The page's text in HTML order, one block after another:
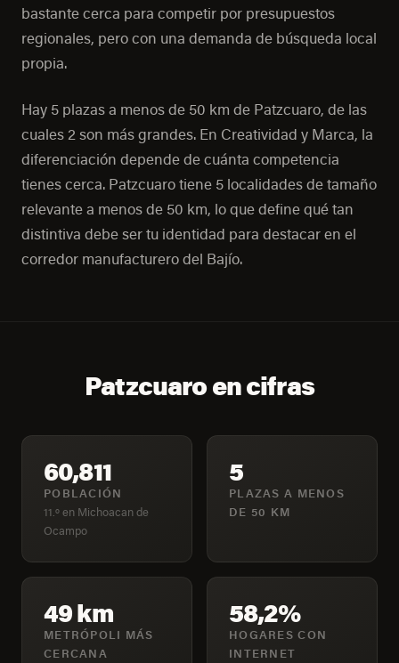
bastante cerca para competir por presupuestos
regionales, pero con una demanda de búsqueda local
propia.
Hay 5 plazas a menos de 50 km de Patzcuaro, de las
cuales 2 son más grandes. En Creatividad y Marca, la
diferenciación depende de cuánta competencia
tienes cerca. Patzcuaro tiene 5 localidades de tamaño
relevante a menos de 50 km, lo que define qué tan
distintiva debe ser tu identidad para destacar en el
corredor manufacturero del Bajío.
Patzcuaro en cifras
60,811
POBLACIÓN
11.º en Michoacan de
Ocampo
5
PLAZAS A MENOS
DE 50 KM
49 km
METRÓPOLI MÁS
CERCANA
58,2%
HOGARES CON
INTERNET